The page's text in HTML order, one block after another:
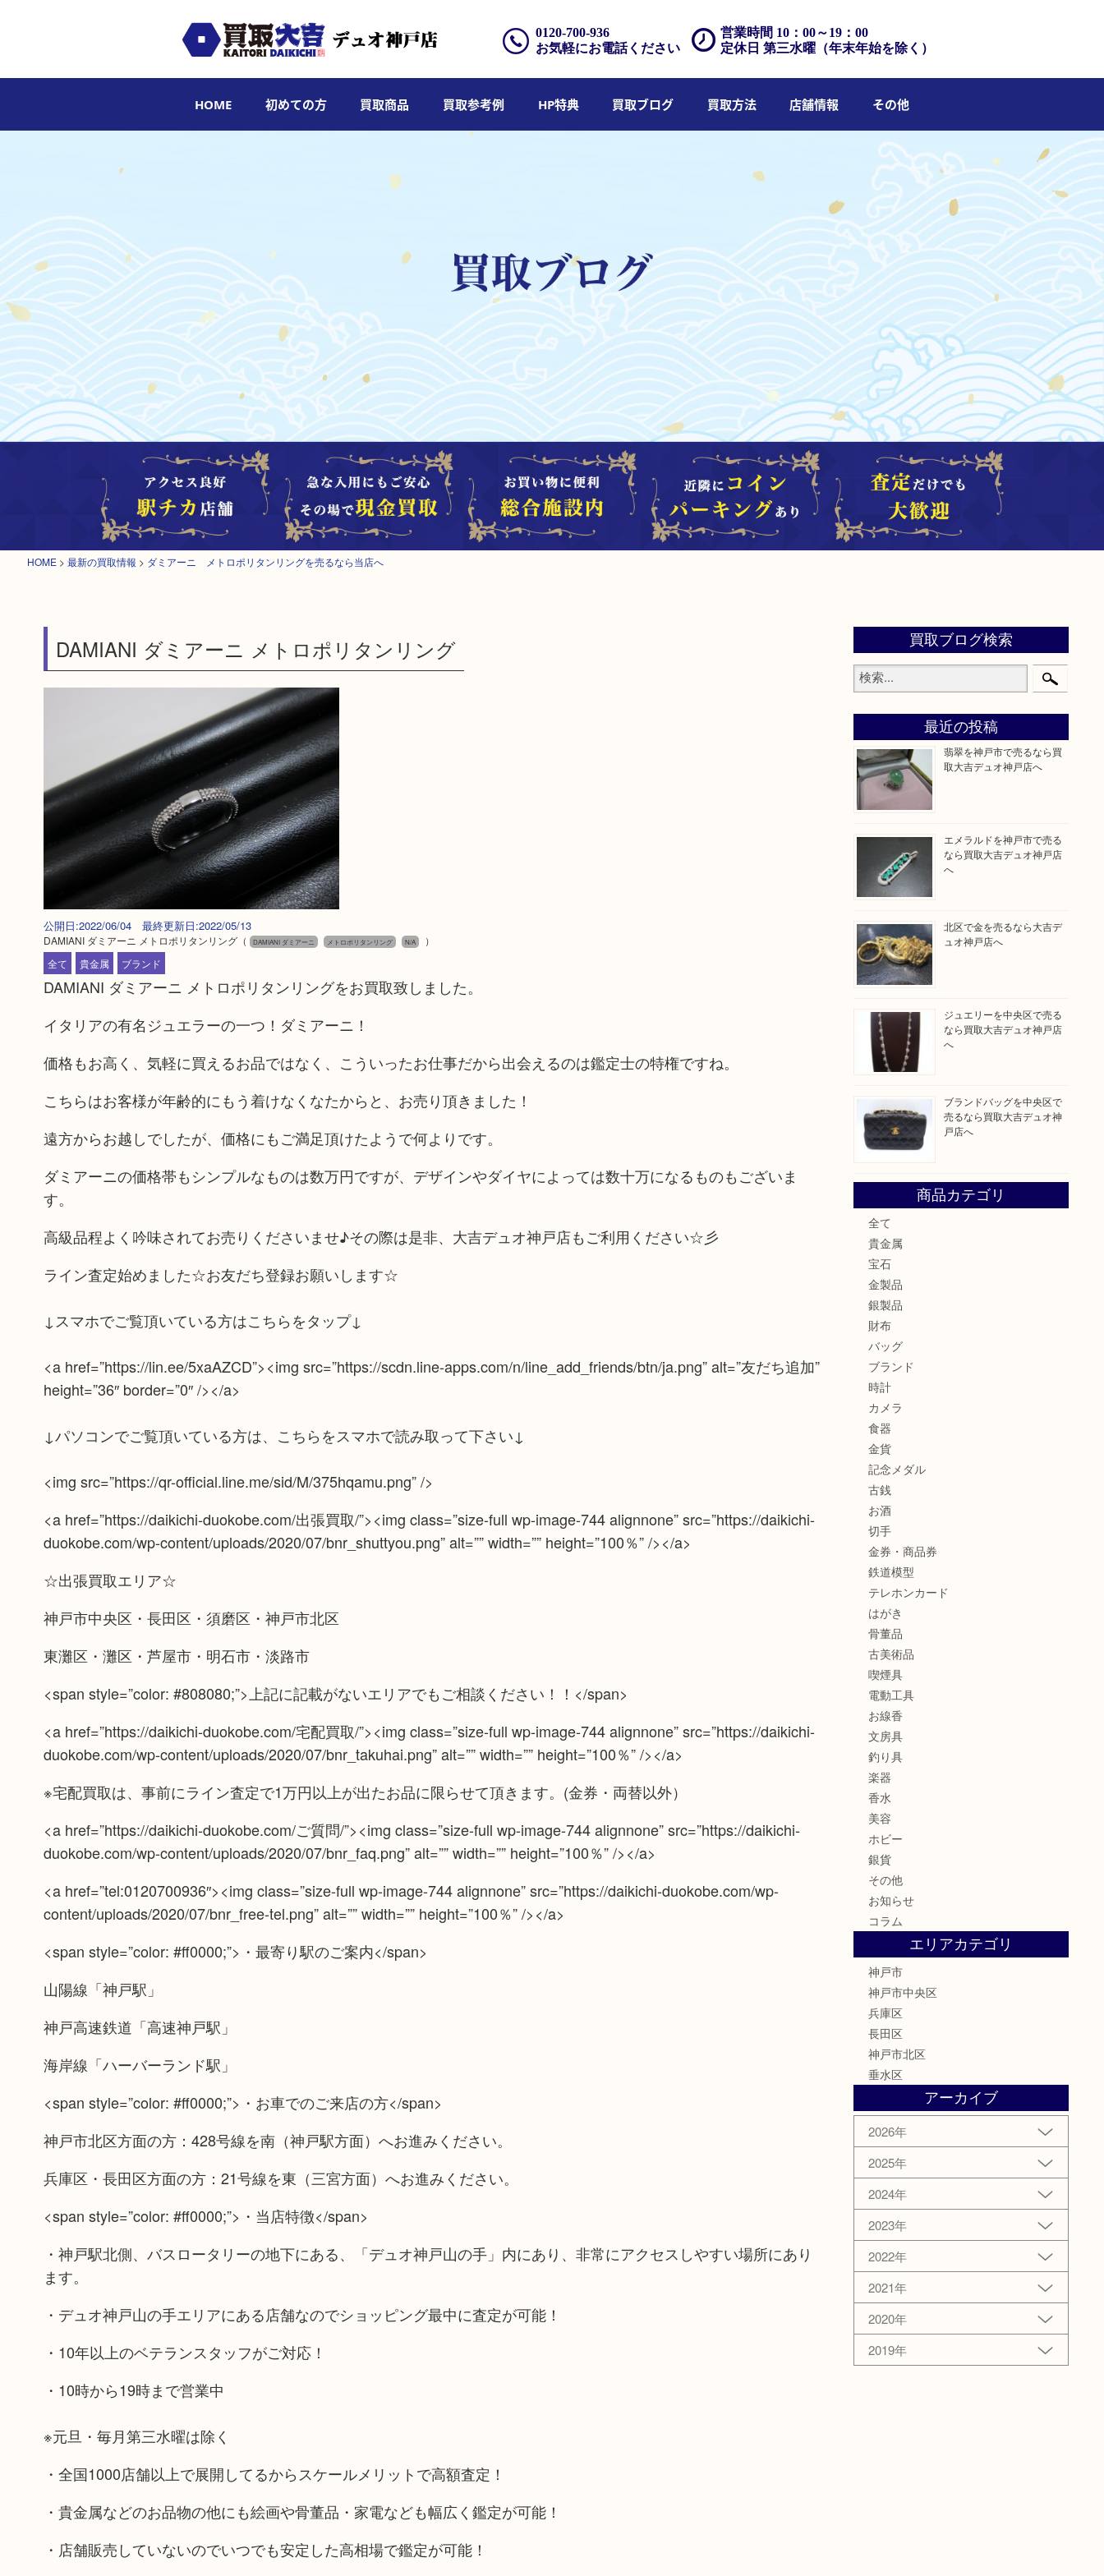
営業時間 10：00～19：00
定休日 第三水曜（年末年始を除く）
0120-700-936
お気軽にお電話ください
HOME 初めての方 買取商品 買取参考例 HP特典 買取ブログ 買取方法 店舗情報 その他
HOME > 最新の買取情報 > ダミアーニ メトロポリタンリングを売るなら当店へ
DAMIANI ダミアーニ メトロポリタンリング
公開日:2022/06/04 最終更新日:2022/05/13
DAMIANI ダミアーニ メトロポリタンリング（ DAMIANI ダミアーニ メトロポリタンリング N/A
）
全て
貴金属 ブランド
DAMIANI ダミアーニ メトロポリタンリングをお買取致しました。
イタリアの有名ジュエラーの一つ！ダミアーニ！
価格もお高く、気軽に買えるお品ではなく、こういったお仕事だから出会えるのは鑑定士の特権ですね。
こちらはお客様が年齢的にもう着けなくなたからと、お売り頂きました！
遠方からお越しでしたが、価格にもご満足頂けたようで何よりです。
ダミアーニの価格帯もシンプルなものは数万円ですが、デザインやダイヤによっては数十万になるものもございま
す。
高級品程よく吟味されてお売りくださいませ♪その際は是非、大吉デュオ神戸店もご利用ください☆彡
ライン査定始めました☆お友だち登録お願いします☆
↓スマホでご覧頂いている方はこちらをタップ↓
<a href=”https://lin.ee/5xaAZCD”><img src=”https://scdn.line-apps.com/n/line_add_friends/btn/ja.png” alt=”友だち追加”
height=”36″ border=”0″ /></a>
↓パソコンでご覧頂いている方は、こちらをスマホで読み取って下さい↓
<img src=”https://qr-official.line.me/sid/M/375hqamu.png” />
<a href=”https://daikichi-duokobe.com/出張買取/”><img class=”size-full wp-image-744 alignnone” src=”https://daikichi-
duokobe.com/wp-content/uploads/2020/07/bnr_shuttyou.png” alt=”” width=”” height=”100％” /></a>
☆出張買取エリア☆
神戸市中央区・長田区・須磨区・神戸市北区
東灘区・灘区・芦屋市・明石市・淡路市
<span style=”color: #808080;”>上記に記載がないエリアでもご相談ください！！</span>
<a href=”https://daikichi-duokobe.com/宅配買取/”><img class=”size-full wp-image-744 alignnone” src=”https://daikichi-
duokobe.com/wp-content/uploads/2020/07/bnr_takuhai.png” alt=”” width=”” height=”100％” /></a>
※宅配買取は、事前にライン査定で1万円以上が出たお品に限らせて頂きます。(金券・両替以外）
<a href=”https://daikichi-duokobe.com/ご質問/”><img class=”size-full wp-image-744 alignnone” src=”https://daikichi-
duokobe.com/wp-content/uploads/2020/07/bnr_faq.png” alt=”” width=”” height=”100％” /></a>
<a href=”tel:0120700936″><img class=”size-full wp-image-744 alignnone” src=”https://daikichi-duokobe.com/wp-
content/uploads/2020/07/bnr_free-tel.png” alt=”” width=”” height=”100％” /></a>
<span style=”color: #ff0000;”>・最寄り駅のご案内</span>
山陽線「神戸駅」
神戸高速鉄道「高速神戸駅」
海岸線「ハーバーランド駅」
<span style=”color: #ff0000;”>・お車でのご来店の方</span>
神戸市北区方面の方：428号線を南（神戸駅方面）へお進みください。
兵庫区・長田区方面の方：21号線を東（三宮方面）へお進みください。
<span style=”color: #ff0000;”>・当店特徴</span>
・神戸駅北側、バスロータリーの地下にある、「デュオ神戸山の手」内にあり、非常にアクセスしやすい場所にあり
ます。
・デュオ神戸山の手エリアにある店舗なのでショッピング最中に査定が可能！
・10年以上のベテランスタッフがご対応！
・10時から19時まで営業中
※元旦・毎月第三水曜は除く
・全国1000店舗以上で展開してるからスケールメリットで高額査定！
・貴金属などのお品物の他にも絵画や骨董品・家電なども幅広く鑑定が可能！
・店舗販売していないのでいつでも安定した高相場で鑑定が可能！
買取ブログ検索
最近の投稿
翡翠を神戸市で売るなら買
取大吉デュオ神戸店へ
エメラルドを神戸市で売る
なら買取大吉デュオ神戸店
へ
北区で金を売るなら大吉デ
ュオ神戸店へ
ジュエリーを中央区で売る
なら買取大吉デュオ神戸店
へ
ブランドバッグを中央区で
売るなら買取大吉デュオ神
戸店へ
商品カテゴリ
全て
貴金属
宝石
金製品
銀製品
財布
バッグ
ブランド
時計
カメラ
食器
金貨
記念メダル
古銭
お酒
切手
金券・商品券
鉄道模型
テレホンカード
はがき
骨董品
古美術品
喫煙具
電動工具
お線香
文房具
釣り具
楽器
香水
美容
ホビー
銀貨
その他
お知らせ
コラム
エリアカテゴリ
神戸市
神戸市中央区
兵庫区
長田区
神戸市北区
垂水区
アーカイブ
2026年
2025年
2024年
2023年
2022年
2021年
2020年
2019年